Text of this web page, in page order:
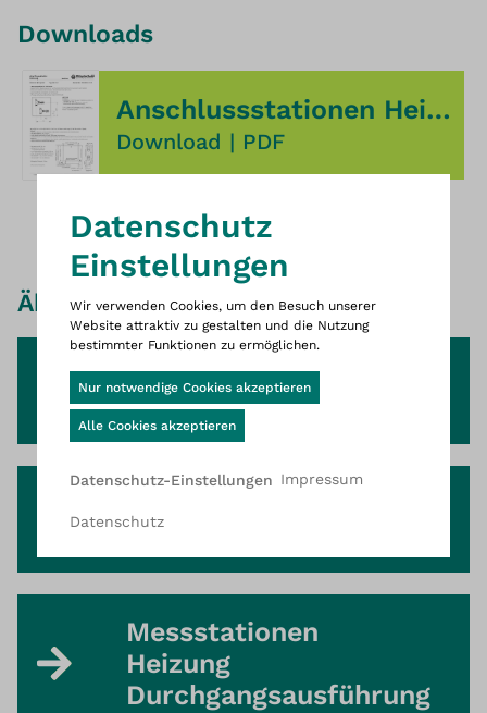
Downloads
Anschlussstationen Heizung Maßblätter
Download | PDF
Ähnliche Produkte
Anschlussstationen
Heizung
Heizung
Messstationen
Heizung
Durchgangsausführung
Dies ist die Website Wittigsthal
Datenschutz
Einstellungen
Wir verwenden Cookies, um den Besuch unserer
Website attraktiv zu gestalten und die Nutzung
bestimmter Funktionen zu ermöglichen.
Nur notwendige Cookies akzeptieren
Alle Cookies akzeptieren
Datenschutz-Einstellungen Impressum
Datenschutz
Cookie-Banner